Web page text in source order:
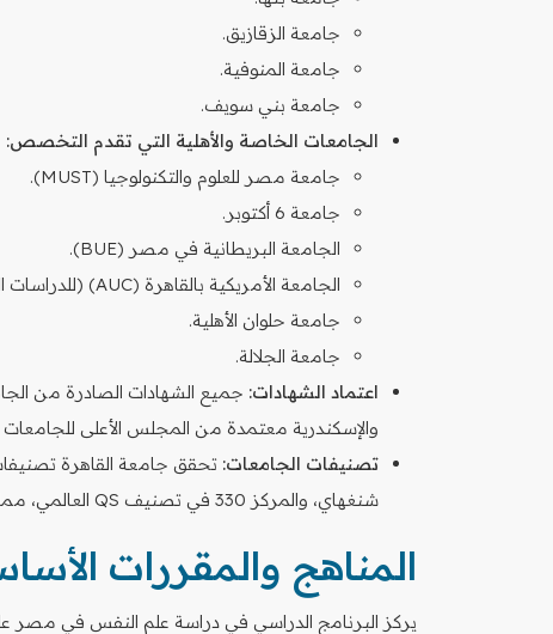
جامعة الزقازيق.
جامعة المنوفية.
جامعة بني سويف.
الجامعات الخاصة والأهلية التي تقدم التخصص:
جامعة مصر للعلوم والتكنولوجيا (MUST).
جامعة 6 أكتوبر.
الجامعة البريطانية في مصر (BUE).
الجامعة الأمريكية بالقاهرة (AUC) (للدراسات العليا غالباً).
جامعة حلوان الأهلية.
جامعة الجلالة.
اعتماد الشهادات: جميع الشهادات الصادرة من
والإسكندرية معتمدة من المجلس الأعلى
تصنيفات الجامعات:
شنغهاي، والمركز 330 في تصنيف QS العالمي، مما يؤكد جودة دراسة علم النفس في مصر.
المناهج والمقررات
يركز البرنامج الدراسي في دراسة علم النفس في مصر